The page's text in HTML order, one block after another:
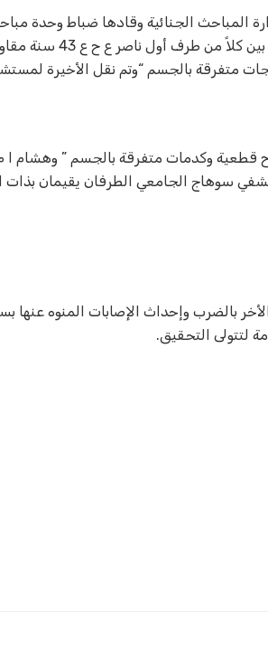
المباحث الجنائية وقادها ضباط وحدة
شرطة طهطا بوجود مشاجرة دائرة القسم أنتقل مأمور
وكدمات وسحجات متفرقة بالجسم “وتم نقل الأخيرة
سوهاج الجامعي الطرفان يقيمان بذات
بالضرب وإحداث الإصابات المنوه عنها
لتتولى التحقيق.